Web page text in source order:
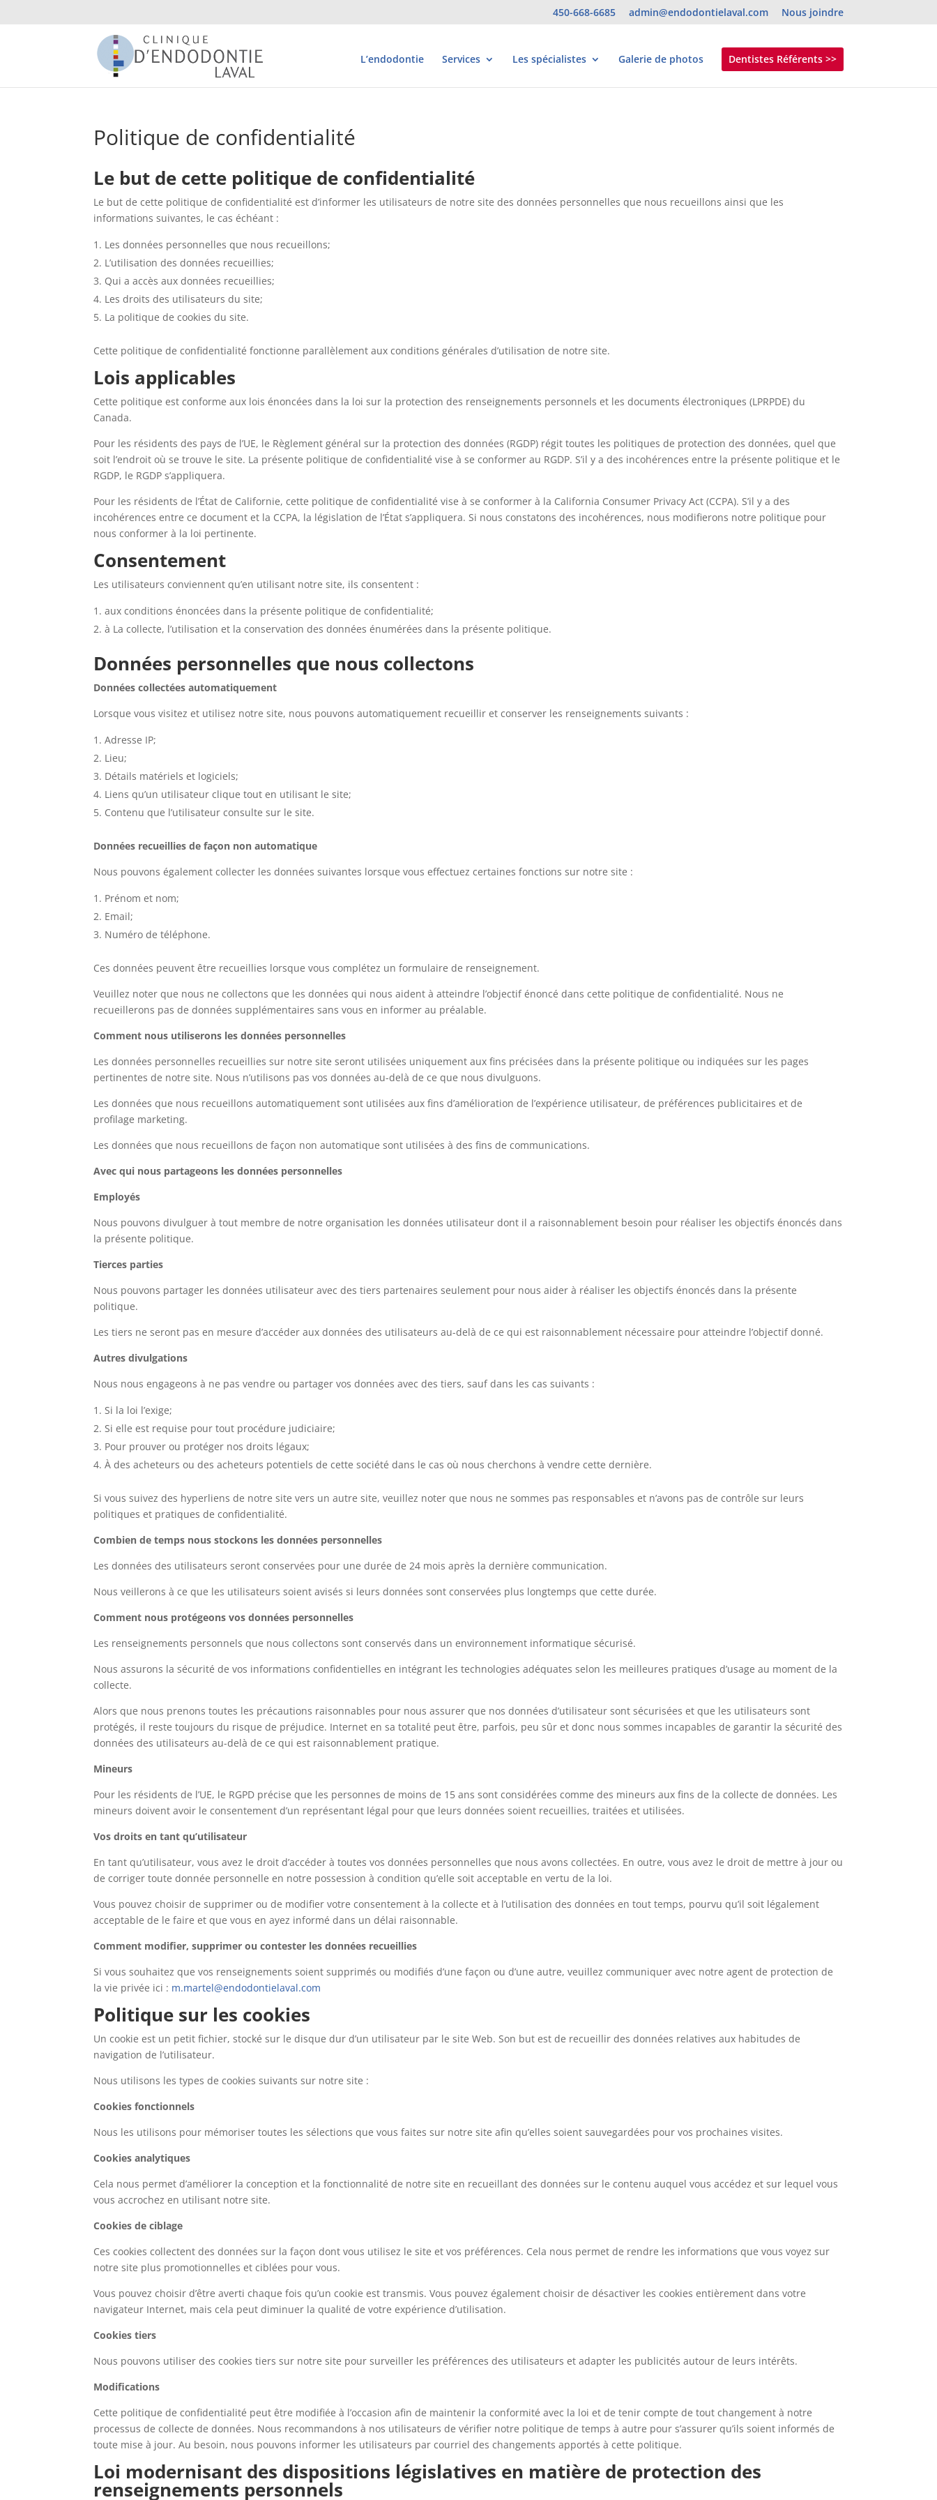
450-668-6685 admin@endodontielaval.com Nous joindre
L’endodontie Services Les spécialistes Galerie de photos Dentistes Référents >>
Politique de confidentialité
Le but de cette politique de confidentialité
Le but de cette politique de confidentialité est d’informer les utilisateurs de notre site des données personnelles que nous recueillons ainsi que les
informations suivantes, le cas échéant :
Les données personnelles que nous recueillons;
L’utilisation des données recueillies;
Qui a accès aux données recueillies;
Les droits des utilisateurs du site;
La politique de cookies du site.
Cette politique de confidentialité fonctionne parallèlement aux conditions générales d’utilisation de notre site.
Lois applicables
Cette politique est conforme aux lois énoncées dans la loi sur la protection des renseignements personnels et les documents électroniques (LPRPDE) du
Canada.
Pour les résidents des pays de l’UE, le Règlement général sur la protection des données (RGDP) régit toutes les politiques de protection des données, quel que
soit l’endroit où se trouve le site. La présente politique de confidentialité vise à se conformer au RGDP. S’il y a des incohérences entre la présente politique et le
RGDP, le RGDP s’appliquera.
Pour les résidents de l’État de Californie, cette politique de confidentialité vise à se conformer à la California Consumer Privacy Act (CCPA). S’il y a des
incohérences entre ce document et la CCPA, la législation de l’État s’appliquera. Si nous constatons des incohérences, nous modifierons notre politique pour
nous conformer à la loi pertinente.
Consentement
Les utilisateurs conviennent qu’en utilisant notre site, ils consentent :
aux conditions énoncées dans la présente politique de confidentialité;
à La collecte, l’utilisation et la conservation des données énumérées dans la présente politique.
Données personnelles que nous collectons
Données collectées automatiquement
Lorsque vous visitez et utilisez notre site, nous pouvons automatiquement recueillir et conserver les renseignements suivants :
Adresse IP;
Lieu;
Détails matériels et logiciels;
Liens qu’un utilisateur clique tout en utilisant le site;
Contenu que l’utilisateur consulte sur le site.
Données recueillies de façon non automatique
Nous pouvons également collecter les données suivantes lorsque vous effectuez certaines fonctions sur notre site :
Prénom et nom;
Email;
Numéro de téléphone.
Ces données peuvent être recueillies lorsque vous complétez un formulaire de renseignement.
Veuillez noter que nous ne collectons que les données qui nous aident à atteindre l’objectif énoncé dans cette politique de confidentialité. Nous ne
recueillerons pas de données supplémentaires sans vous en informer au préalable.
Comment nous utiliserons les données personnelles
Les données personnelles recueillies sur notre site seront utilisées uniquement aux fins précisées dans la présente politique ou indiquées sur les pages
pertinentes de notre site. Nous n’utilisons pas vos données au-delà de ce que nous divulguons.
Les données que nous recueillons automatiquement sont utilisées aux fins d’amélioration de l’expérience utilisateur, de préférences publicitaires et de
profilage marketing.
Les données que nous recueillons de façon non automatique sont utilisées à des fins de communications.
Avec qui nous partageons les données personnelles
Employés
Nous pouvons divulguer à tout membre de notre organisation les données utilisateur dont il a raisonnablement besoin pour réaliser les objectifs énoncés dans
la présente politique.
Tierces parties
Nous pouvons partager les données utilisateur avec des tiers partenaires seulement pour nous aider à réaliser les objectifs énoncés dans la présente
politique.
Les tiers ne seront pas en mesure d’accéder aux données des utilisateurs au-delà de ce qui est raisonnablement nécessaire pour atteindre l’objectif donné.
Autres divulgations
Nous nous engageons à ne pas vendre ou partager vos données avec des tiers, sauf dans les cas suivants :
Si la loi l’exige;
Si elle est requise pour tout procédure judiciaire;
Pour prouver ou protéger nos droits légaux;
À des acheteurs ou des acheteurs potentiels de cette société dans le cas où nous cherchons à vendre cette dernière.
Si vous suivez des hyperliens de notre site vers un autre site, veuillez noter que nous ne sommes pas responsables et n’avons pas de contrôle sur leurs
politiques et pratiques de confidentialité.
Combien de temps nous stockons les données personnelles
Les données des utilisateurs seront conservées pour une durée de 24 mois après la dernière communication.
Nous veillerons à ce que les utilisateurs soient avisés si leurs données sont conservées plus longtemps que cette durée.
Comment nous protégeons vos données personnelles
Les renseignements personnels que nous collectons sont conservés dans un environnement informatique sécurisé.
Nous assurons la sécurité de vos informations confidentielles en intégrant les technologies adéquates selon les meilleures pratiques d’usage au moment de la
collecte.
Alors que nous prenons toutes les précautions raisonnables pour nous assurer que nos données d’utilisateur sont sécurisées et que les utilisateurs sont
protégés, il reste toujours du risque de préjudice. Internet en sa totalité peut être, parfois, peu sûr et donc nous sommes incapables de garantir la sécurité des
données des utilisateurs au-delà de ce qui est raisonnablement pratique.
Mineurs
Pour les résidents de l’UE, le RGPD précise que les personnes de moins de 15 ans sont considérées comme des mineurs aux fins de la collecte de données. Les
mineurs doivent avoir le consentement d’un représentant légal pour que leurs données soient recueillies, traitées et utilisées.
Vos droits en tant qu’utilisateur
En tant qu’utilisateur, vous avez le droit d’accéder à toutes vos données personnelles que nous avons collectées. En outre, vous avez le droit de mettre à jour ou
de corriger toute donnée personnelle en notre possession à condition qu’elle soit acceptable en vertu de la loi.
Vous pouvez choisir de supprimer ou de modifier votre consentement à la collecte et à l’utilisation des données en tout temps, pourvu qu’il soit légalement
acceptable de le faire et que vous en ayez informé dans un délai raisonnable.
Comment modifier, supprimer ou contester les données recueillies
Si vous souhaitez que vos renseignements soient supprimés ou modifiés d’une façon ou d’une autre, veuillez communiquer avec notre agent de protection de
la vie privée ici : m.martel@endodontielaval.com
Politique sur les cookies
Un cookie est un petit fichier, stocké sur le disque dur d’un utilisateur par le site Web. Son but est de recueillir des données relatives aux habitudes de
navigation de l’utilisateur.
Nous utilisons les types de cookies suivants sur notre site :
Cookies fonctionnels
Nous les utilisons pour mémoriser toutes les sélections que vous faites sur notre site afin qu’elles soient sauvegardées pour vos prochaines visites.
Cookies analytiques
Cela nous permet d’améliorer la conception et la fonctionnalité de notre site en recueillant des données sur le contenu auquel vous accédez et sur lequel vous
vous accrochez en utilisant notre site.
Cookies de ciblage
Ces cookies collectent des données sur la façon dont vous utilisez le site et vos préférences. Cela nous permet de rendre les informations que vous voyez sur
notre site plus promotionnelles et ciblées pour vous.
Vous pouvez choisir d’être averti chaque fois qu’un cookie est transmis. Vous pouvez également choisir de désactiver les cookies entièrement dans votre
navigateur Internet, mais cela peut diminuer la qualité de votre expérience d’utilisation.
Cookies tiers
Nous pouvons utiliser des cookies tiers sur notre site pour surveiller les préférences des utilisateurs et adapter les publicités autour de leurs intérêts.
Modifications
Cette politique de confidentialité peut être modifiée à l’occasion afin de maintenir la conformité avec la loi et de tenir compte de tout changement à notre
processus de collecte de données. Nous recommandons à nos utilisateurs de vérifier notre politique de temps à autre pour s’assurer qu’ils soient informés de
toute mise à jour. Au besoin, nous pouvons informer les utilisateurs par courriel des changements apportés à cette politique.
Loi modernisant des dispositions législatives en matière de protection des
renseignements personnels